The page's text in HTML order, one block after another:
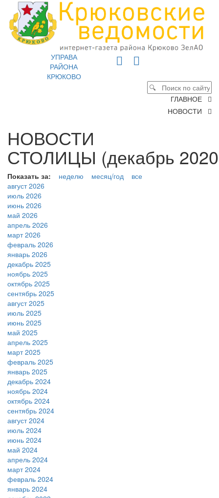
УПРАВА
РАЙОНА
КРЮКОВО
ГЛАВНОЕ
НОВОСТИ
НОВОСТИ
СТОЛИЦЫ (декабрь
Показать за: неделю месяц/год
все
август 2026
июль 2026
июнь 2026
май 2026
апрель 2026
март 2026
февраль 2026
январь 2026
декабрь 2025
ноябрь 2025
октябрь 2025
сентябрь 2025
август 2025
июль 2025
июнь 2025
май 2025
апрель 2025
март 2025
февраль 2025
январь 2025
декабрь 2024
ноябрь 2024
октябрь 2024
сентябрь 2024
август 2024
июль 2024
июнь 2024
май 2024
апрель 2024
март 2024
февраль 2024
январь 2024